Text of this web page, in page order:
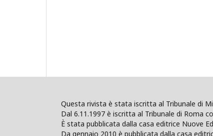
Questa rivista è stata iscritta al Tribunale di
Dal 6.11.1997 è iscritta al Tribunale di Roma
È stata pubblicata dalla casa editrice Nuove
Da gennaio 2010 è pubblicata dalla casa